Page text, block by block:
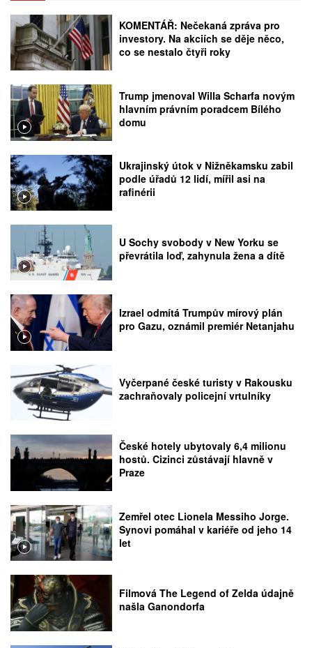
KOMENTÁŘ: Nečekaná zpráva pro
investory. Na akciích se děje něco,
co se nestalo čtyři roky
Trump jmenoval Willa Scharfa novým
hlavním právním poradcem Bílého
domu
Ukrajinský útok v Nižněkamsku zabil
podle úřadů 12 lidí, mířil asi na
rafinérii
U Sochy svobody v New Yorku se
převrátila loď, zahynula žena a dítě
Izrael odmítá Trumpův mírový plán
pro Gazu, oznámil premiér Netanjahu
Vyčerpané české turisty v Rakousku
zachraňovaly policejní vrtulníky
České hotely ubytovaly 6,4 milionu
hostů. Cizinci zůstávají hlavně v
Praze
Zemřel otec Lionela Messiho Jorge.
Synovi pomáhal v kariéře od jeho 14
let
Filmová The Legend of Zelda údajně
našla Ganondorfa